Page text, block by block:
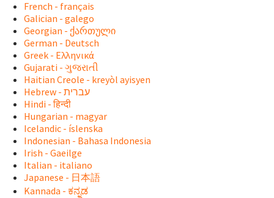
French - français
Galician - galego
Georgian - ქართული
German - Deutsch
Greek - Ελληνικά
Gujarati - ગુજરાતી
Haitian Creole - kreyòl ayisyen
Hebrew - ‎‫עברית‬‎
Hindi - हिन्दी
Hungarian - magyar
Icelandic - íslenska
Indonesian - Bahasa Indonesia
Irish - Gaeilge
Italian - italiano
Japanese - 日本語
Kannada - ಕನ್ನಡ